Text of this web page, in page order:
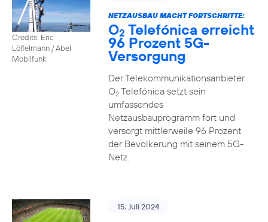
Credits: Eric
Löffelmann / Abel
Mobilfunk
NETZAUSBAU MACHT FORTSCHRITTE:
O2 Telefónica erreicht
96 Prozent 5G-
Versorgung
Der Telekommunikationsanbieter
O2Telefónica setzt sein
umfassendes
Netzausbauprogramm fort und
versorgt mittlerweile 96 Prozent
der Bevölkerung mit seinem 5G-
Netz.
15. Juli 2024